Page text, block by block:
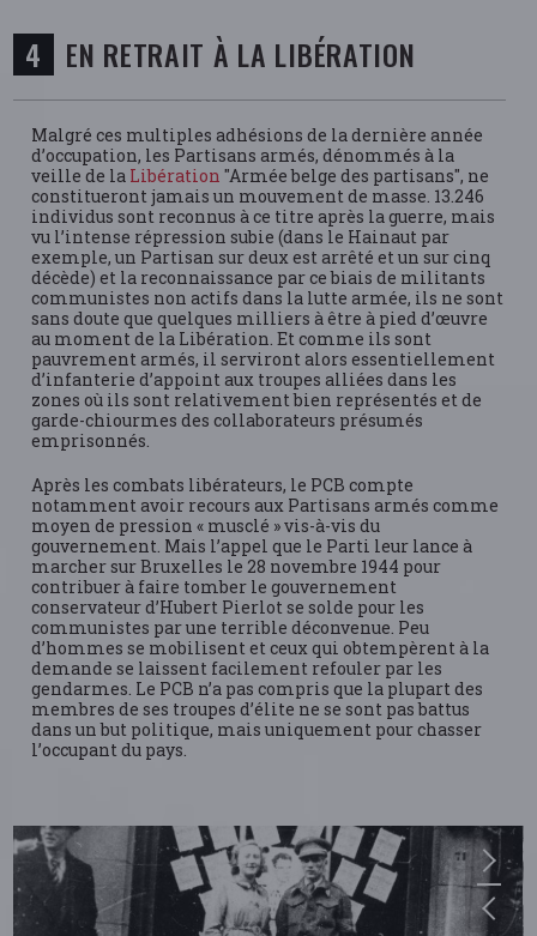
EN RETRAIT À LA LIBÉRATION
Malgré ces multiples adhésions de la dernière année
d’occupation, les Partisans armés, dénommés à la
veille de la Libération "Armée belge des partisans", ne
constitueront jamais un mouvement de masse. 13.246
individus sont reconnus à ce titre après la guerre, mais
vu l’intense répression subie (dans le Hainaut par
exemple, un Partisan sur deux est arrêté et un sur cinq
décède) et la reconnaissance par ce biais de militants
communistes non actifs dans la lutte armée, ils ne sont
sans doute que quelques milliers à être à pied d’œuvre
au moment de la Libération. Et comme ils sont
pauvrement armés, il serviront alors essentiellement
d’infanterie d’appoint aux troupes alliées dans les
zones où ils sont relativement bien représentés et de
garde-chiourmes des collaborateurs présumés
emprisonnés.
Après les combats libérateurs, le PCB compte
notamment avoir recours aux Partisans armés comme
moyen de pression « musclé » vis-à-vis du
gouvernement. Mais l’appel que le Parti leur lance à
marcher sur Bruxelles le 28 novembre 1944 pour
contribuer à faire tomber le gouvernement
conservateur d’Hubert Pierlot se solde pour les
communistes par une terrible déconvenue. Peu
d’hommes se mobilisent et ceux qui obtempèrent à la
demande se laissent facilement refouler par les
gendarmes. Le PCB n’a pas compris que la plupart des
membres de ses troupes d’élite ne se sont pas battus
dans un but politique, mais uniquement pour chasser
l’occupant du pays.